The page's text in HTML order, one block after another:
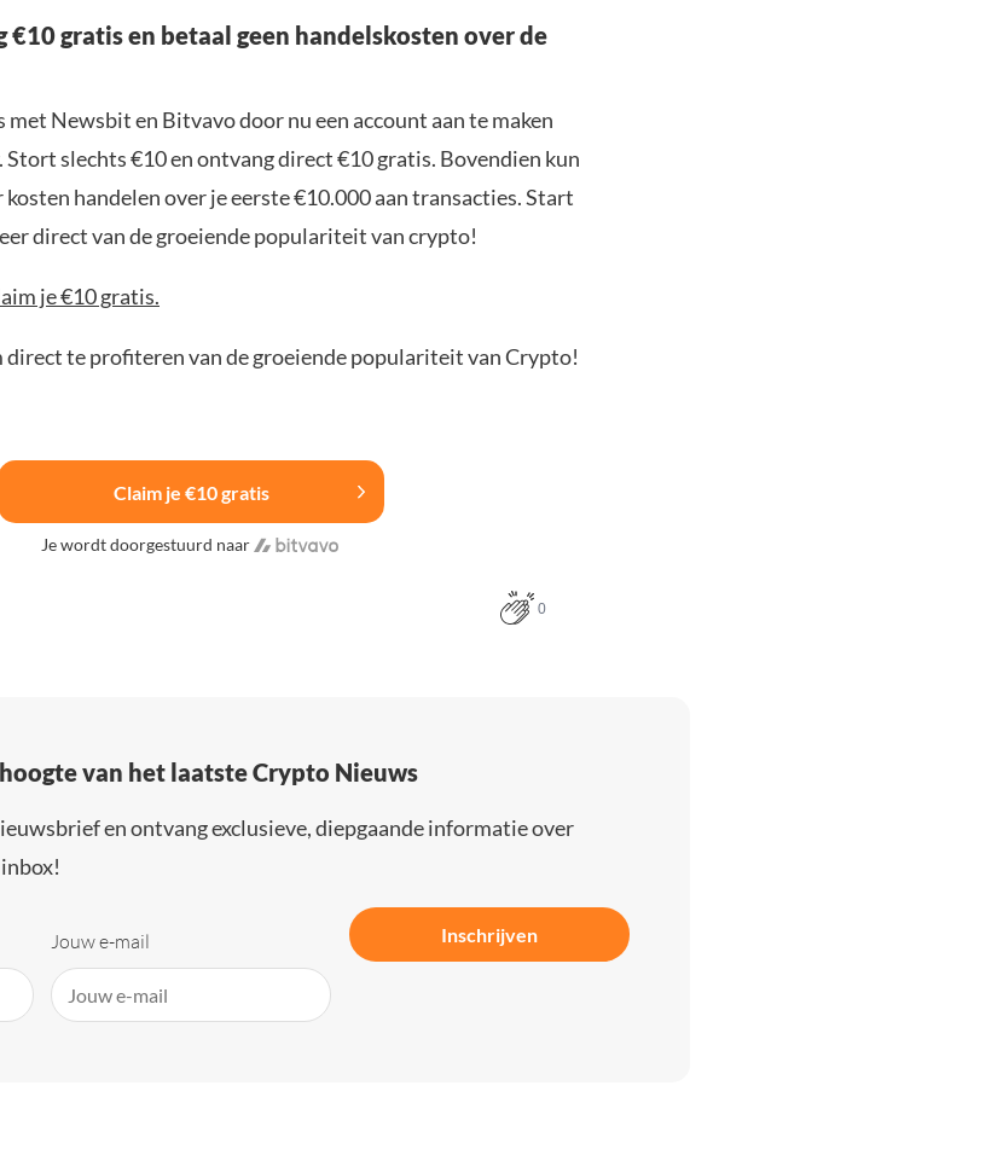
€10 gratis en betaal geen handelskosten over de
met Newsbit en Bitvavo door nu een account aan te maken
Stort slechts €10 en ontvang direct €10 gratis. Bovendien kun
kosten handelen over je eerste €10.000 aan transacties. Start
direct van de groeiende populariteit van crypto!
je €10 gratis.
direct te profiteren van de groeiende populariteit van Crypto!
Claim je €10 gratis
Je wordt doorgestuurd naar
0
van het laatste Crypto Nieuws
en ontvang exclusieve, diepgaande informatie over
Jouw e-mail Inschrijven